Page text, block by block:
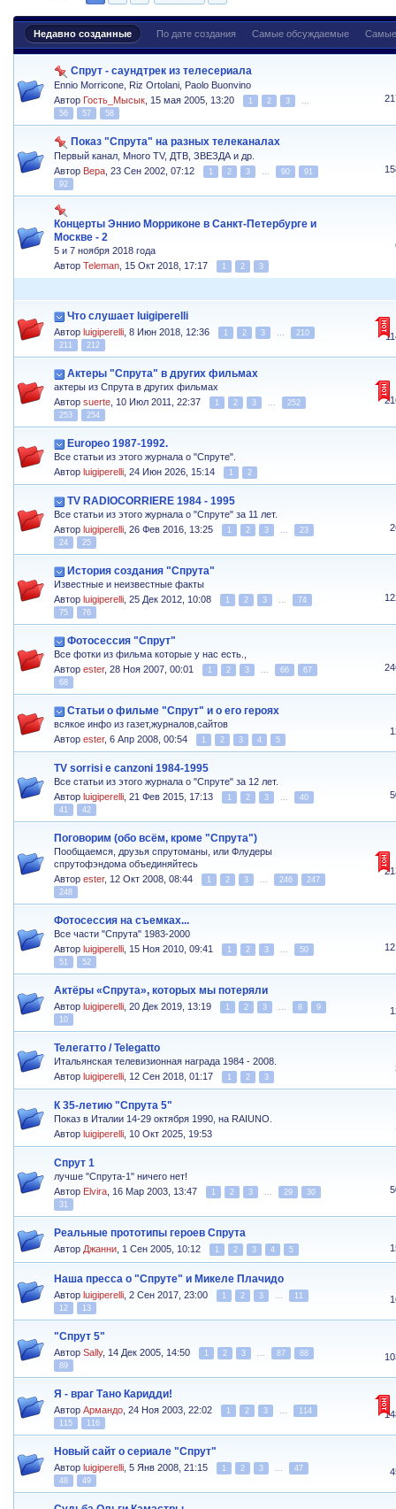
Недавно созданные По дате создания Самые обсуждаемые
Спрут - саундтрек из телесериала
Ennio Morricone, Riz Ortolani, Paolo Buonvino
Автор Гость_Мысык 15 мая 2005, 13:20 1 2 3
...
56
57 58
Показ "Спрута" на разных телеканалах
Первый канал, Много TV, ДТВ, ЗВЕЗДА и др.
Автор Вера ,23 Сен 2002, 07:12 1 2 3 ... 90
91
92
Концерты Эннио Морриконе в Санкт-Петербурге и
Москве - 2
5 и 7 ноября 2018 года
АвторTeleman 15 Окт 2018, 17:17 1 2 3
Что слушает luigiperelli
Авторluigiperelli ,8 Июн 2018, 12:36 1 2 3 ...
210
211
212
Актеры "Спрута" в других фильмах
актеры из Спрута в других фильмах
Авторsuerte 10 Июл 2011, 22:37 1 2 3 ...
252
253
254
Europeo 1987-1992.
Все статьи из этого журнала о "Спруте".
Авторluigiperelli ,24 Июн 2026, 15:14 1 2
TV RADIOCORRIERE 1984 - 1995
Все статьи из этого журнала о "Спруте" за 11 лет.
Авторluigiperelli ,26 Фев 2016, 13:25 1 2 3 ...
23
24
25
История создания "Спрута"
Известные и неизвестные факты
Авторluigiperelli ,25 Дек 2012, 10:08 1 2 3 ...
74
75
76
Фотосессия "Спрут"
Все фотки из фильма которые у нас есть.,
Авторester,28 Ноя 2007, 00:01 1 2 3 ... 66
67
68
Статьи о фильме "Спрут" и о его героях
всякoe инфo из газет,журналов,сайтов
Авторester,6 Апр 2008, 00:54 1 2 3 4 5
TV sorrisi e canzoni 1984-1995
Все статьи из этого журнала о "Спруте" за 12 лет.
Авторluigiperelli ,21 Фев 2015, 17:13 1 2 3 ...
40
41
42
Поговорим (обо всём, кроме "Спрута")
Пообщаeмся, друзья спрутоманы, или Флудеры
спрутофэндома объединяйтесь
Авторester, 12 Окт 2008, 08:44 1 2 3 ... 246
247
248
Фотосессия на съемках...
Все части "Спрута" 1983-2000
Авторluigiperelli 15 Ноя 2010, 09:41 1 2 3 ...
50
51
52
Актёры «Спрута», которых мы потеряли
Авторluigiperelli ,20 Дек 2019, 13:19 1 2 3 ... 8
9
10
Телегатто / Telegatto
Итальянская телевизионная награда 1984 - 2008.
Авторluigiperelli 12 Сен 2018, 01:17 1 2 3
К 35-летию "Спрута 5"
Показ в Италии 14-29 октября 1990, на RAIUNO.
Авторluigiperelli 10 Окт 2025, 19:53
Спрут 1
лучше "Спрута-1" ничего нет!
Автор Elvira 16 Мар 2003, 13:47 1 2 3 ... 29
30
31
Реальные прототипы героев Спрута
Автор Джанни 1 Сен 2005, 10:12 1 2 3 4 5
Наша пресса о "Спруте" и Микеле Плачидо
Авторluigiperelli ,2 Сен 2017, 23:00 1 2 3 ...
11
12
13
"Спрут 5"
АвторSally, 14 Дек 2005, 14:50 1 2 3 ... 87
88
89
Я - враг Тано Каридди!
АвторАрмандо ,24 Ноя 2003, 22:02 1 2 3 ...
114
115
116
Новый сайт о сериале "Спрут"
Авторluigiperelli ,5 Янв 2008, 21:15 1 2 3 ...
47
48
49